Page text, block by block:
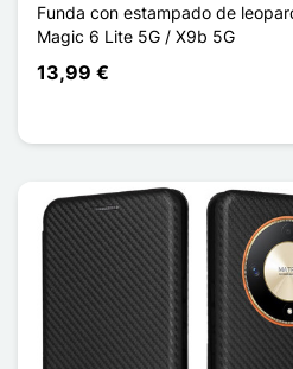
Funda con estampado de
Magic 6 Lite 5G / X9b 5G
13,99 €